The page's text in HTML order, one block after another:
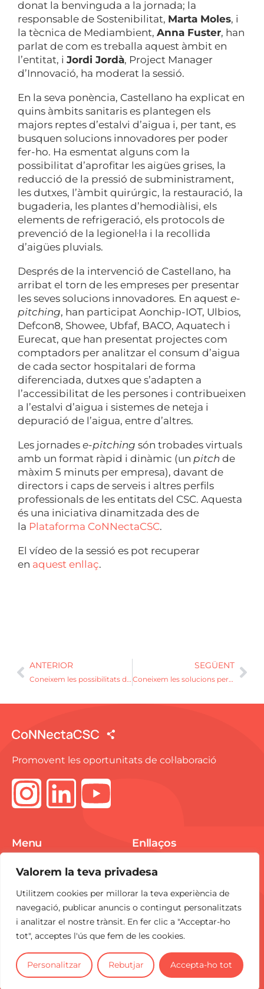
Valorem la teva privadesa
Utilitzem cookies per millorar la teva experiència de
navegació, publicar anuncis o contingut personalitzats
i analitzar el nostre trànsit. En fer clic a "Acceptar-ho
tot", acceptes l'ús que fem de les cookies.
Personalitzar Rebutjar Accepta-ho tot
donat la benvinguda a la jornada; la
responsable de Sostenibilitat, Marta Moles, i
la tècnica de Mediambient, Anna Fuster, han
parlat de com es treballa aquest àmbit en
l’entitat, i Jordi Jordà, Project Manager
d’Innovació, ha moderat la sessió.
En la seva ponència, Castellano ha explicat en
quins àmbits sanitaris es plantegen els
majors reptes d’estalvi d’aigua i, per tant, es
busquen solucions innovadores per poder
fer-ho. Ha esmentat alguns com la
possibilitat d’aprofitar les aigües grises, la
reducció de la pressió de subministrament,
les dutxes, l’àmbit quirúrgic, la restauració, la
bugaderia, les plantes d’hemodiàlisi, els
elements de refrigeració, els protocols de
prevenció de la legionel·la i la recollida
d’aigües pluvials.
Després de la intervenció de Castellano, ha
arribat el torn de les empreses per presentar
les seves solucions innovadores. En aquest e-
pitching, han participat Aonchip-IOT, Ulbios,
Defcon8, Showee, Ubfaf, BACO, Aquatech i
Eurecat, que han presentat projectes com
comptadors per analitzar el consum d’aigua
de cada sector hospitalari de forma
diferenciada, dutxes que s’adapten a
l’accessibilitat de les persones i contribueixen
a l’estalvi d’aigua i sistemes de neteja i
depuració de l’aigua, entre d’altres.
Les jornades e-pitching són trobades virtuals
amb un format ràpid i dinàmic (un pitch de
màxim 5 minuts per empresa), davant de
directors i caps de serveis i altres perfils
professionals de les entitats del CSC. Aquesta
és una iniciativa dinamitzada des de
la Plataforma CoNNectaCSC.
El vídeo de la sessió es pot recuperar
en aquest enllaç.
ANTERIOR
Coneixem les possibilitats de la impressió 3D en la salut en el primer e-pitching de l’any
SEGÜENT
Coneixem les solucions per millorar el servei de farmàcia hospitalària a l’e-pitching de juny
Promovent les oportunitats de col·laboració
Menu
Notícies
Contacte
Enllaços
Política de
Privacitat
CoNNecta és una iniciativa delCSC.
2025 Tots els drets reservats